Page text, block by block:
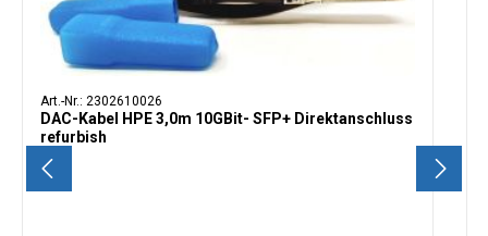
Art.-Nr.: 2302610026
DAC-Kabel HPE 3,0m 10GBit- SFP+ Direktanschluss
refurbish